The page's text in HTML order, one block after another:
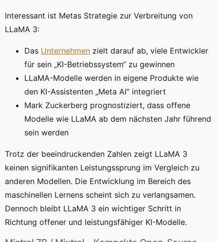
Interessant ist Metas Strategie zur Verbreitung von
LLaMA 3:
Das Unternehmen zielt darauf ab, viele Entwickler
für sein „KI-Betriebssystem“ zu gewinnen
LLaMA-Modelle werden in eigene Produkte wie
den KI-Assistenten „Meta AI“ integriert
Mark Zuckerberg prognostiziert, dass offene
Modelle wie LLaMA ab dem nächsten Jahr führend
sein werden
Trotz der beeindruckenden Zahlen zeigt LLaMA 3
keinen signifikanten Leistungssprung im Vergleich zu
anderen Modellen. Die Entwicklung im Bereich des
maschinellen Lernens scheint sich zu verlangsamen.
Dennoch bleibt LLaMA 3 ein wichtiger Schritt in
Richtung offener und leistungsfähiger KI-Modelle.